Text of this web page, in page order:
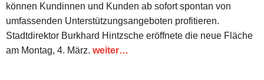
können Kundinnen und Kunden ab sofort spontan von
umfassenden Unterstützungsangeboten profitieren.
Stadtdirektor Burkhard Hintzsche eröffnete die neue Fläche
am Montag, 4. März. weiter…